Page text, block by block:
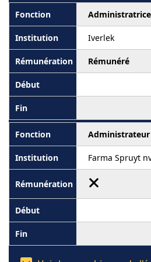
Iverlek
Rémunéré
Administrateur
Farma Spruyt